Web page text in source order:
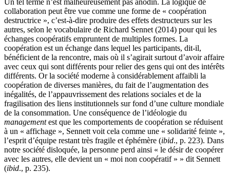
collaboration peut être vue comme une forme de « coopération
destructrice », c’est-à-dire produire des effets destructeurs sur les
autres, selon le vocabulaire de Richard Sennet (2014) pour qui les
échanges coopératifs empruntent de multiples formes. La
coopération est un échange dans lequel les participants, dit-il,
bénéficient de la rencontre, mais où il s’agirait surtout d’avoir affaire
avec ceux qui sont différents pour relier des gens qui ont des intérêts
différents. Or la société moderne à considérablement affaibli la
coopération de diverses manières, du fait de l’augmentation des
inégalités, de l’appauvrissement des relations sociales et de la
fragilisation des liens institutionnels sur fond d’une culture mondiale
de la consommation. Une conséquence de l’idéologie du
managementest que les comportements de coopération se réduisent
à un « affichage », Sennett voit cela comme une « solidarité feinte »,
l’esprit d’équipe restant très fragile et éphémère (ibid., p. 223). Dans
notre société disloquée, la personne perd ainsi « le désir de coopérer
avec les autres, elle devient un « moi non coopératif » » dit Sennett
(ibid., p. 235).